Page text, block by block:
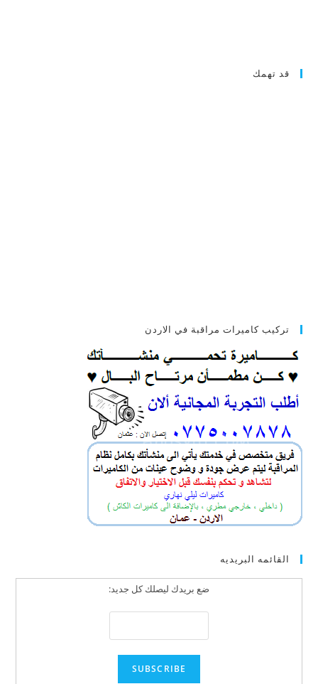
قد تهمك
تركيب كاميرات مراقبة في الاردن
القائمه البريديه
ضع بريدك ليصلك كل جديد: